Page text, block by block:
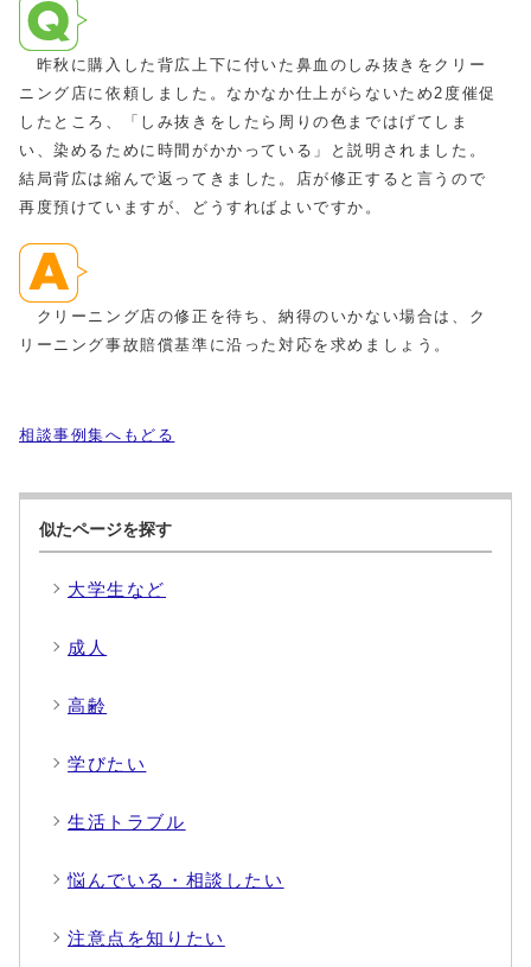
昨秋に購入した背広上下に付いた鼻血のしみ抜きをクリー
ニング店に依頼しました。なかなか仕上がらないため2度催促
したところ、「しみ抜きをしたら周りの色まではげてしま
い、染めるために時間がかかっている」と説明されました。
結局背広は縮んで返ってきました。店が修正すると言うので
再度預けていますが、どうすればよいですか。
クリーニング店の修正を待ち、納得のいかない場合は、ク
リーニング事故賠償基準に沿った対応を求めましょう。
相談事例集へもどる
似たページを探す
大学生など
成人
高齢
学びたい
生活トラブル
悩んでいる・相談したい
注意点を知りたい